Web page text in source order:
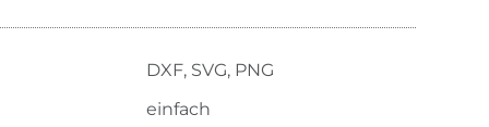
DXF, SVG, PNG
einfach